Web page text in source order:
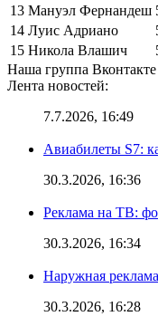
13 Мануэл Фернандеш
14 Луис Адриано
15 Никола Влашич
Наша группа Вконтакте
Лента новостей:
7.7.2026, 16:49
Авиабилеты S7:
30.3.2026, 16:36
Реклама на ТВ:
30.3.2026, 16:34
Наружная
30.3.2026, 16:28